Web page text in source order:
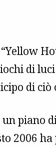
di
di
piano
2006